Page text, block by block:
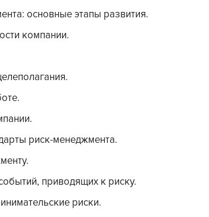
основные этапы развития.
компании.
риск-менеджмента.
приводящих к риску.
риски.